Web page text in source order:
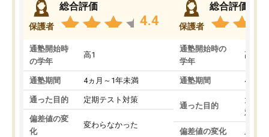
保護者
総合評価
4.4
通塾開始時
の学年
高1
通塾期間 4ヵ月～1年未満
通った目的 定期テスト対策
偏差値の変
化
変わらなかった
保護者
総合評価
通塾開始時の
学年
高3
通塾期間 4ヵ月
通った目的
大学
対策
偏差値の変化 上が